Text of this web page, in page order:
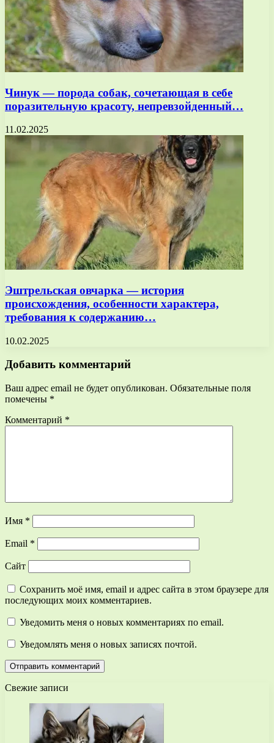
Чинук — порода собак, сочетающая в себе
поразительную красоту, непревзойденный…
11.02.2025
Эштрельская овчарка — история
происхождения, особенности характера,
требования к содержанию…
10.02.2025
Добавить комментарий
Ваш адрес email не будет опубликован. Обязательные поля
помечены *
Комментарий *
Имя *
Email *
Сайт
Сохранить моё имя, email и адрес сайта в этом браузере для
последующих моих комментариев.
Уведомить меня о новых комментариях по email.
Уведомлять меня о новых записях почтой.
Свежие записи